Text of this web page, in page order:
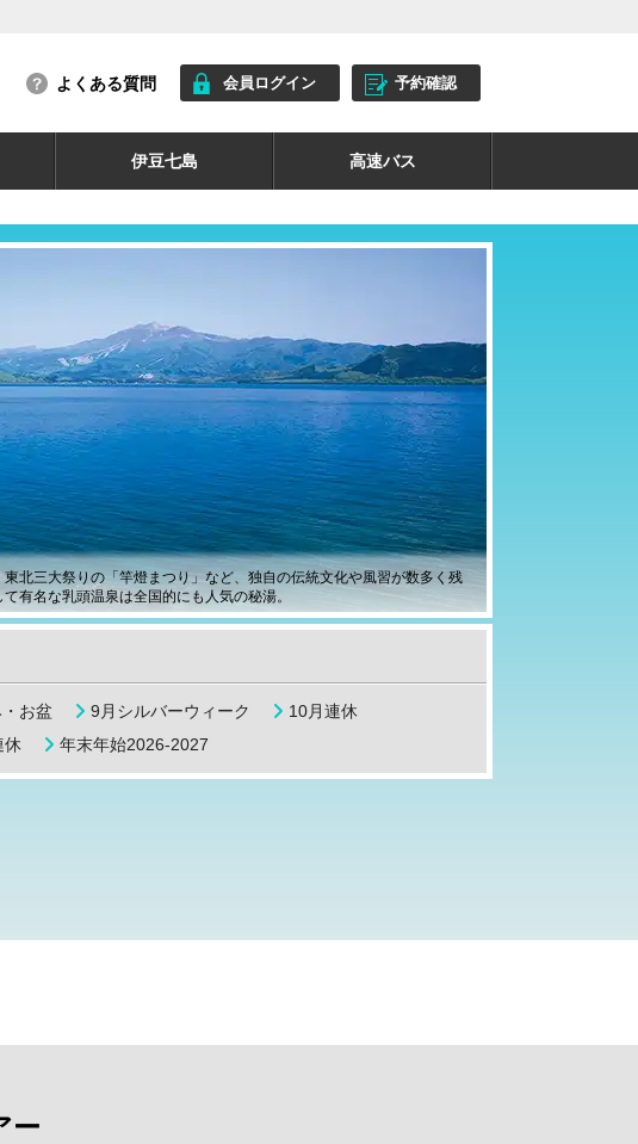
よくある質問 会員ログイン 予約確認
伊豆七島 高速バス
北三大祭りの「竿燈まつり」など、独自の伝統文化や風習が数多く残
有名な乳頭温泉は全国的にも人気の秘湯。
お盆 9月シルバーウィーク
10月連休
休
年末年始2026-2027
ー